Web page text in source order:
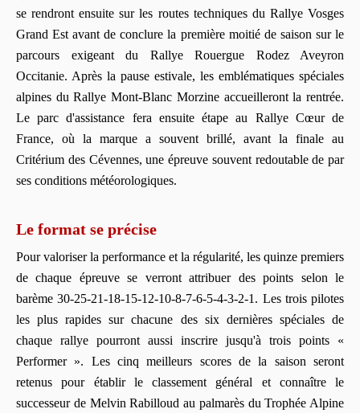
se rendront ensuite sur les routes techniques du Rallye Vosges
Grand Est avant de conclure la première moitié de saison sur le
parcours exigeant du Rallye Rouergue Rodez Aveyron
Occitanie. Après la pause estivale, les emblématiques spéciales
alpines du Rallye Mont-Blanc Morzine accueilleront la rentrée.
Le parc d'assistance fera ensuite étape au Rallye Cœur de
France, où la marque a souvent brillé, avant la finale au
Critérium des Cévennes, une épreuve souvent redoutable de par
ses conditions météorologiques.
Le format se précise
Pour valoriser la performance et la régularité, les quinze premiers
de chaque épreuve se verront attribuer des points selon le
barème 30-25-21-18-15-12-10-8-7-6-5-4-3-2-1. Les trois pilotes
les plus rapides sur chacune des six dernières spéciales de
chaque rallye pourront aussi inscrire jusqu'à trois points «
Performer ». Les cinq meilleurs scores de la saison seront
retenus pour établir le classement général et connaître le
successeur de Melvin Rabilloud au palmarès du Trophée Alpine